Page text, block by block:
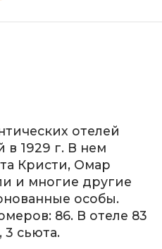
отелей
в 1929 г. В нем
Кристи, Омар
и многие другие
особы.
86. В отеле 83
3 сьюта.